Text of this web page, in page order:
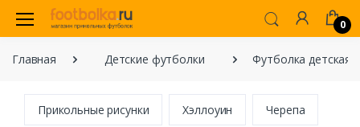
0
Главная Детские футболки Футболка детская
Прикольные рисунки Хэллоуин Черепа